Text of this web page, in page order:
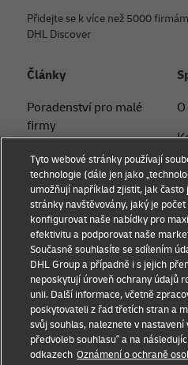
Přidejte se k více než 5000
DHL Discover
Články
Poradenství pro malé
firmy
Poradenství v oblasti
elektronického
obchodování
B2B poradenství
Logistické poradenství
Novinky a postřehy
Přeprava s DHL
Tyto webové stránky používají
technologie (dále jen jako
umožňují například zjistit, jak často
stránky navštěvovány, jaký je
konfigurovat naše nabídky pro
efektivitu a podporovat naše
Současně souhlasíte se sdílením
DHL Group a případně i s jejich
neposkytují úroveň ochrany údajů
unii. Další informace, včetně
poskytovateli z řad třetích stran a
svůj souhlas, naleznete v nastavení
předvoleb souhlasu“ a na
odkazech Oznámení o ochraně